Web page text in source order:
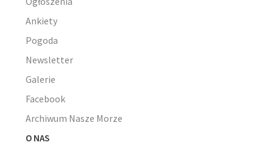
Ankiety
Pogoda
Newsletter
Galerie
Facebook
Archiwum Nasze Morze
O NAS